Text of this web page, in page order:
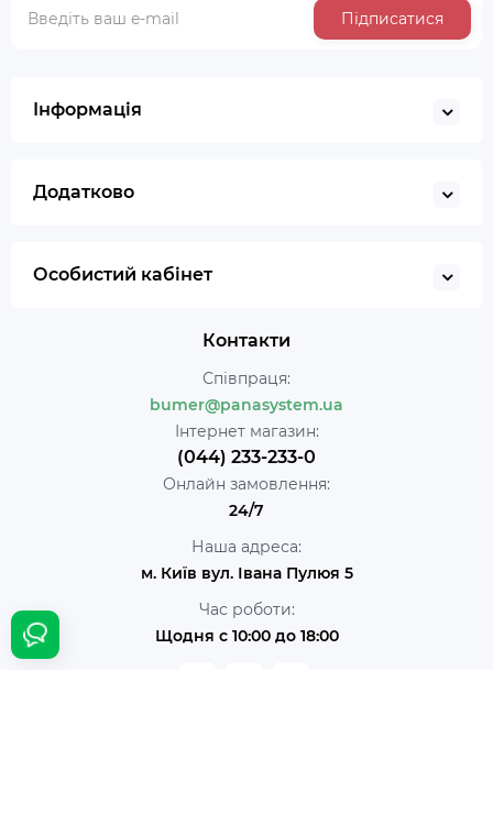
Підписатися
Інформація
Додатково
Особистий кабінет
Контакти
Співпраця:
bumer@panasystem.ua
Інтернет магазин:
(044) 233-233-0
Онлайн замовлення:
24/7
Наша адреса:
м. Київ вул. Івана Пулюя 5
Час роботи:
Щодня с 10:00 до 18:00